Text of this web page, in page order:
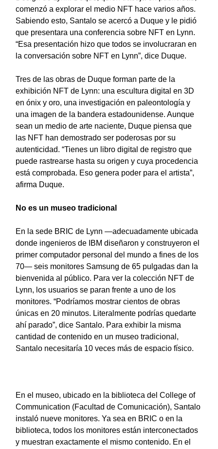
comenzó a explorar el medio NFT hace varios años.
Sabiendo esto, Santalo se acercó a Duque y le pidió
que presentara una conferencia sobre NFT en Lynn.
“Esa presentación hizo que todos se involucraran en
la conversación sobre NFT en Lynn”, dice Duque.
Tres de las obras de Duque forman parte de la
exhibición NFT de Lynn: una escultura digital en 3D
en ónix y oro, una investigación en paleontología y
una imagen de la bandera estadounidense. Aunque
sean un medio de arte naciente, Duque piensa que
las NFT han demostrado ser poderosas por su
autenticidad. “Tienes un libro digital de registro que
puede rastrearse hasta su origen y cuya procedencia
está comprobada. Eso genera poder para el artista”,
afirma Duque.
No es un museo tradicional
En la sede BRIC de Lynn —adecuadamente ubicada
donde ingenieros de IBM diseñaron y construyeron el
primer computador personal del mundo a fines de los
70— seis monitores Samsung de 65 pulgadas dan la
bienvenida al público. Para ver la colección NFT de
Lynn, los usuarios se paran frente a uno de los
monitores. “Podríamos mostrar cientos de obras
únicas en 20 minutos. Literalmente podrías quedarte
ahí parado”, dice Santalo. Para exhibir la misma
cantidad de contenido en un museo tradicional,
Santalo necesitaría 10 veces más de espacio físico.
En el museo, ubicado en la biblioteca del College of
Communication (Facultad de Comunicación), Santalo
instaló nueve monitores. Ya sea en BRIC o en la
biblioteca, todos los monitores están interconectados
y muestran exactamente el mismo contenido. En el